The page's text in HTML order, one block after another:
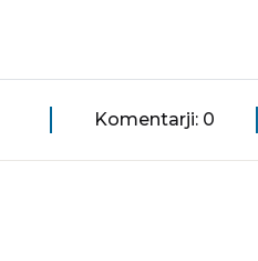
Komentarji: 0